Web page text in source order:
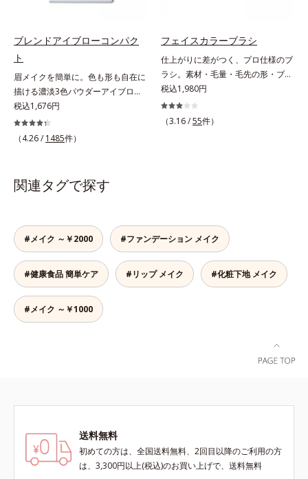
タイプながら、お湯だけで簡単にオ
ブレンドアイブローコンパク
ト
眉メイクを簡単に。色も形も自在に
描ける濃淡3色パウダーアイブロ
ー。眉は髪の色に合わせると自然。
濃淡3色セットなら、混ぜ方次第で
自分にぴったりの眉色が作れます。
のもの。眉を立体的に描くだけで、
ぐっとアカ抜けた印象になります。
ウダー」の成せるワザ。軽くブラシ
を引くだけで、眉尻ラインまでキレ
イに描け、仕上がりはどこまでもナ
チュラル。汗、皮脂にも強く、描き
たての美しい眉を1日中持続しま
す。
税込1,676円
（4.26 / 1485件）
フェイスカラーブラシ
仕上がりに差がつく、プロ仕様のブ
ラシ。素材・毛量・毛先の形・ブラ
シの幅、すべてにメイクしやすさを
追求。テクニックいらずで簡単にプ
ロ並みの仕上がりに。機能性の高さ
税込1,980円
（3.16 /55件）
関連タグで探す
#メイク ～￥2000 #ファンデーション メイク
#健康食品 簡単ケア #リップ メイク #化粧下地 メイク
#メイク ～￥1000
送料無料
初めての方は、全国送料無料、2回目以降のご利用の方
は、3,300円以上(税込)のお買い上げで、送料無料